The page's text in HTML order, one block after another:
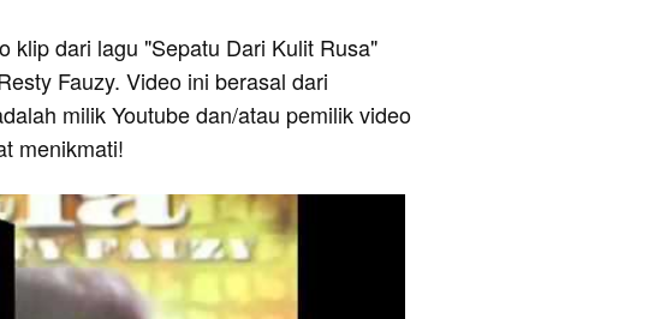
klip dari lagu "Sepatu Dari Kulit Rusa"
Fauzy. Video ini berasal dari
milik Youtube dan/atau pemilik video
menikmati!